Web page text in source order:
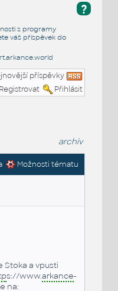
?
s programy
váš příspěvek do
příspěvky
Registrovat Přihlásit
archiv
Možnosti tématu
Stoka a vpusti
s://www.arkance-
na: